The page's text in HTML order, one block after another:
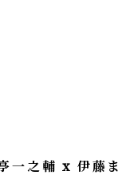
一之輔 x 伊藤